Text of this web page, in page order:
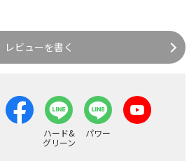
レビューを書く
ハード&
グリーン
パワー